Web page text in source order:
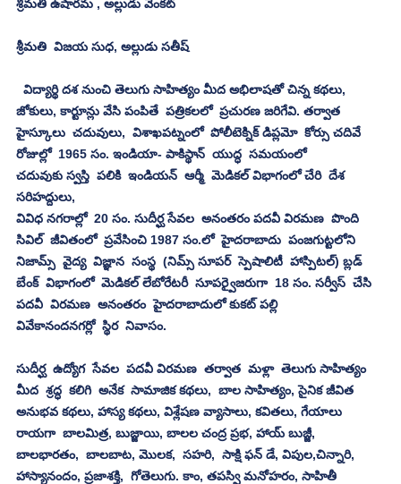
శ్రీమతి ఉషారమ , అల్లుడు వెంకట్
శ్రీమతి  విజయ సుధ, అల్లుడు సతీష్
విద్యార్థి దశ నుంచి తెలుగు సాహిత్యం మీద అభిలాషతో చిన్న కథలు,
జోకులు, కార్టూన్లు వేసి పంపితే  పత్రికలలో  ప్రచురణ జరిగేవి. తర్వాత
హైస్కూలు  చదువులు,  విశాఖపట్నంలో  పోలీటెక్నిక్ డిప్లమో  కోర్సు చదివే
రోజుల్లో  1965 సం. ఇండియా- పాకిస్థాన్  యుద్ధ  సమయంలో
చదువుకు స్వస్తి  పలికి  ఇండియన్  ఆర్మీ  మెడికల్ విభాగంలో చేరి  దేశ
సరిహద్దులు,
వివిధ నగరాల్లో  20 సం. సుదీర్ఘ సేవల  అనంతరం పదవీ విరమణ  పొంది
సివిల్  జీవితంలో  ప్రవేసించి 1987 సం.లో  హైదరాబాదు  పంజగుట్టలోని
నిజామ్స్  వైద్య  విజ్ఞాన  సంస్థ  (నిమ్స్ సూపర్  స్పెషాలిటీ  హాస్పిటల్) బ్లడ్
బేంక్  విభాగంలో  మెడికల్ లేబోరేటరీ  సూపర్వైజరుగా  18 సం. సర్వీస్  చేసి
పదవీ  విరమణ  అనంతరం  హైదరాబాదులో కుకట్ పల్లి
వివేకానందనగర్లో  స్థిర  నివాసం.
సుదీర్ఘ  ఉద్యోగ  సేవల  పదవీ విరమణ  తర్వాత  మళ్లా  తెలుగు సాహిత్యం
మీద  శ్రద్ధ  కలిగి  అనేక  సామాజిక కథలు,  బాల సాహిత్యం, సైనిక జీవిత
అనుభవ కథలు, హాస్య కథలు, విశ్లేషణ వ్యాసాలు, కవితలు, గేయాలు
రాయగా  బాలమిత్ర, బుజ్జాయి, బాలల చంద్ర ప్రభ, హాయ్ బుజ్జీ,
బాలభారతం,  బాలబాట, మొలక,  సహరి,  సాక్షి ఫన్ డే, విపుల,చిన్నారి,
హాస్యానందం, ప్రజాశక్తి,  గోతెలుగు. కాం, తపస్వి మనోహరం, సాహితీ